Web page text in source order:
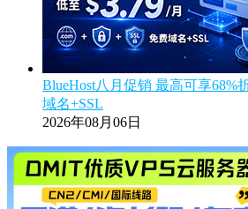
BlueHost八月促销 最高可享68%
域名+SSL
2026年08月06日